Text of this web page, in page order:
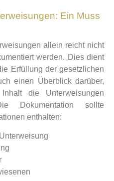
Ein Muss
allein reicht nicht
werden. Dies dient
Erfüllung der gesetzlichen
einen Überblick darüber,
die Unterweisungen
Dokumentation sollte
enthalten: